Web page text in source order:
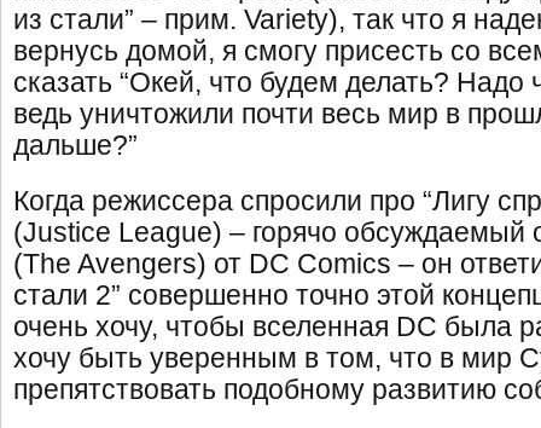
из стали” – прим. Variety), так что я
вернусь домой, я смогу присесть со
сказать “Окей, что будем делать? Надо
ведь уничтожили почти весь мир в
дальше?”
Когда режиссера спросили про “Лигу
(Justice League) – горячо обсуждаемый
(The Avengers) от DC Comics – он
стали 2” совершенно точно этой
очень хочу, чтобы вселенная DC была
хочу быть уверенным в том, что в мир
препятствовать подобному развитию